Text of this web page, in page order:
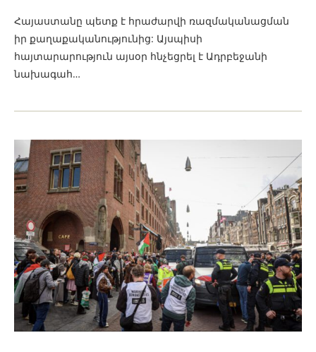
Հայաստանը պետք է հրաժարվի ռազմականացման
իր քաղաքականությունից: Այսպիսի
հայտարարություն այսօր հնչեցրել է Ադրբեջանի
նախագահ…